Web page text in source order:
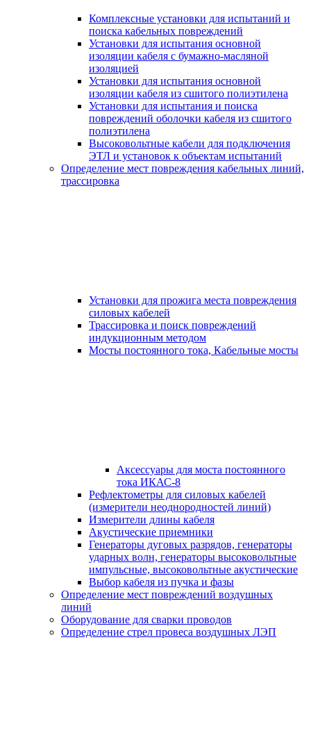
Комплексные установки для испытаний и
поиска кабельных повреждений
Установки для испытания основной
изоляции кабеля с бумажно-масляной
изоляцией
Установки для испытания основной
изоляции кабеля из сшитого полиэтилена
Установки для испытания и поиска
повреждений оболочки кабеля из сшитого
полиэтилена
Высоковольтные кабели для подключения
ЭТЛ и установок к объектам испытаний
Определение мест повреждения кабельных линий,
трассировка
Установки для прожига места повреждения
силовых кабелей
Трассировка и поиск повреждений
индукционным методом
Мосты постоянного тока, Кабельные мосты
Аксессуары для моста постоянного
тока ИКАС-8
Рефлектометры для силовых кабелей
(измерители неоднородностей линий)
Измерители длины кабеля
Акустические приемники
Генераторы дуговых разрядов, генераторы
ударных волн, генераторы высоковольтные
импульсные, высоковольтные акустические
Выбор кабеля из пучка и фазы
Определение мест повреждений воздушных
линий
Оборудование для сварки проводов
Определение стрел провеса воздушных ЛЭП